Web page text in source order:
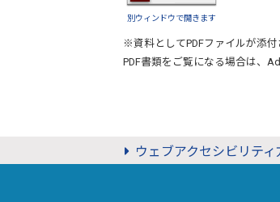
別ウィンドウで開きます
※資料としてPDFファイルが添付
PDF書類をご覧になる場合は、
ウェブアクセシビリティ